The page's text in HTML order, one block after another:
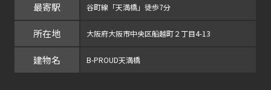
最寄駅 谷町線「天満橋」徒歩7分
所在地 大阪府大阪市中央区船越町２丁目4-13
建物名 B-PROUD天満橋